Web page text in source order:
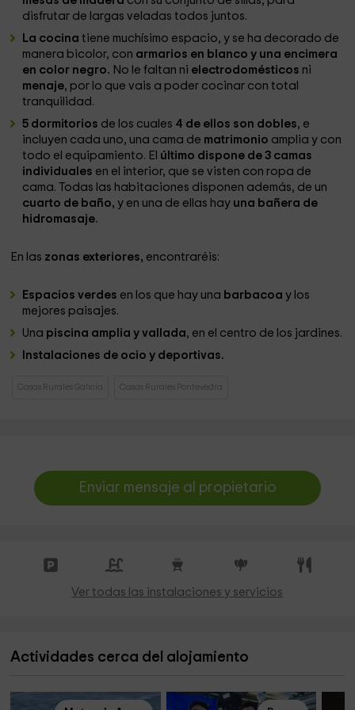
disfrutar de largas veladas todos juntos.
La cocinatiene muchísimo espacio, y se ha decorado de
manera bicolor, con armarios en blanco y una encimera
en color negro. No le faltan ni electrodomésticos ni
menaje, por lo que vais a poder cocinar con total
tranquilidad.
5 dormitorios de los cuales 4 de ellos son dobles, e
incluyen cada uno, una cama de matrimonio amplia y con
todo el equipamiento. El último dispone de 3 camas
individuales en el interior, que se visten con ropa de
cama. Todas las habitaciones disponen además, de un
cuarto de baño, y en una de ellas hay una bañera de
hidromasaje.
En las zonas exteriores, encontraréis:
Espacios verdes en los que hay una barbacoay los
mejores paisajes.
Una piscina amplia y vallada, en el centro de los jardines.
Instalaciones de ocio y deportivas.
Casas Rurales Galicia Casas Rurales Pontevedra
Enviar mensaje al propietario
Ver todas las instalaciones y servicios
Actividades cerca del alojamiento